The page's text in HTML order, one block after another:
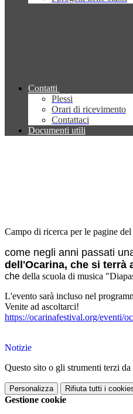
Contatti
Plessi
Orari di ricevimento
Contattaci
Documenti utili
Campo di ricerca per le pagine
come negli anni passati
dell'Ocarina, che si terrà
che della scuola di musica "
L'evento sarà incluso nel
Venite ad ascoltarci!
https://ocarinafestival.org/eventi/
Notizie
Questo sito o gli strumenti terzi
Personalizza Rifiuta tutti i
Gestione cookie